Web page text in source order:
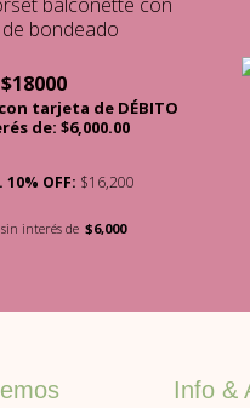
bondeado
$18000
tarjeta de DÉBITO
de: $6,000.00
OFF: $16,200
interés de $6,000
Info &